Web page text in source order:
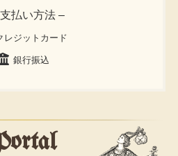
払い方法 –
レジットカード
銀行振込